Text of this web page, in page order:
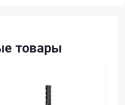
товары